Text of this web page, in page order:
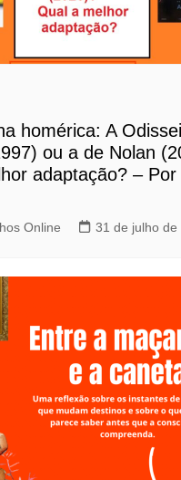
homérica: A
ou a de Nolan
adaptação? – Por
Online 31 de julho de